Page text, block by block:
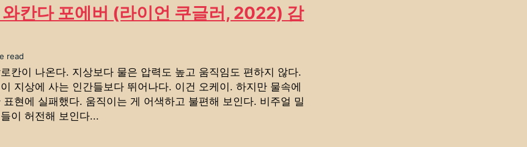
칸다 포에버 (라이언 쿠글러, 2022) 감
read
칸이 나온다. 지상보다 물은 압력도 높고 움직임도 편하지 않다.
지상에 사는 인간들보다 뛰어나다. 이건 오케이. 하지만 물속에
현에 실패했다. 움직이는 게 어색하고 불편해 보인다. 비주얼 밀
이 허전해 보인다...